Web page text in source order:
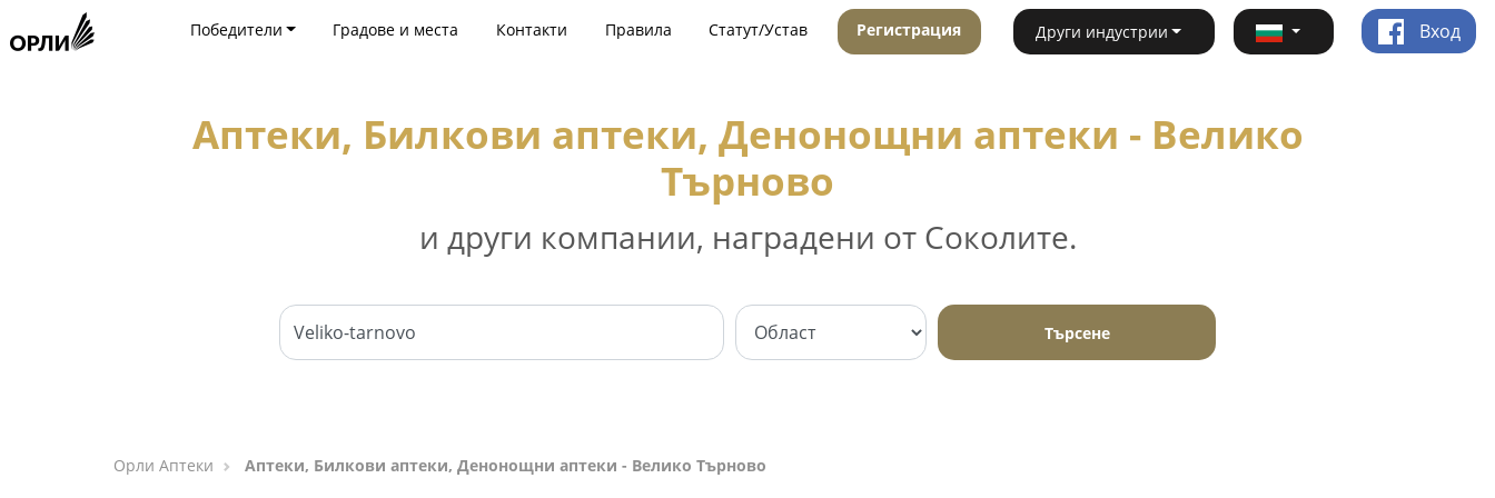
Победители Градове и места Контакти Правила Статут/Устав Регистрация Други индустрии Вход
Аптеки, Билкови аптеки, Денонощни аптеки - Велико
Търново
и други компании, наградени от Соколите.
Търсене
Орли Аптеки Аптеки, Билкови аптеки, Денонощни аптеки - Велико Търново